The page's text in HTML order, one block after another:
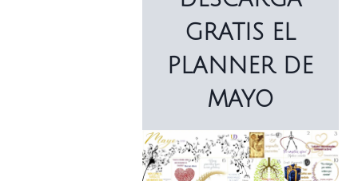
GRATIS EL
PLANNER DE
MAYO